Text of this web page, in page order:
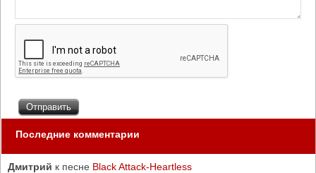
Последние комментарии
Дмитрий к песне Black Attack-Heartless